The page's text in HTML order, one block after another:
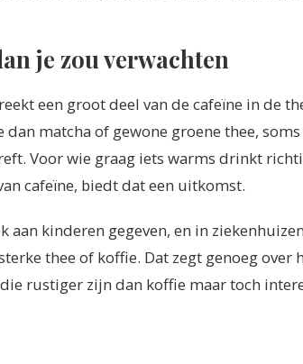
je zou verwachten
een groot deel van de cafeïne in de
matcha of gewone groene thee,
Voor wie graag iets warms drinkt
cafeïne, biedt dat een uitkomst.
aan kinderen gegeven, en in
thee of koffie. Dat zegt genoeg over
rustiger zijn dan koffie maar toch